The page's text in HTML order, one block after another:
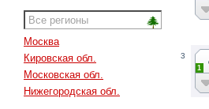
Москва
Кировская обл.
Московская обл.
Нижегородская обл.
3
1